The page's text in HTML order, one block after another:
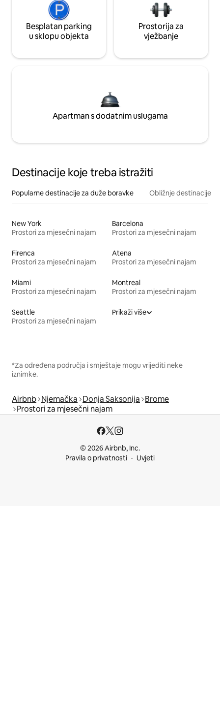
Besplatan parking
u sklopu objekta
Prostorija za
vježbanje
Apartman s dodatnim uslugama
Destinacije koje treba istražiti
Popularne destinacije za duže boravke Obližnje destinacije
New York
Prostori za mjesečni najam
Barcelona
Prostori za mjesečni najam
Firenca
Prostori za mjesečni najam
Atena
Prostori za mjesečni najam
Miami
Prostori za mjesečni najam
Montreal
Prostori za mjesečni najam
Seattle
Prostori za mjesečni najam
Prikaži više
*Za određena područja i smještaje mogu vrijediti neke
iznimke.
Airbnb Njemačka Donja Saksonija Brome
Prostori za mjesečni najam
© 2026 Airbnb, Inc.
Pravila o privatnosti
Uvjeti